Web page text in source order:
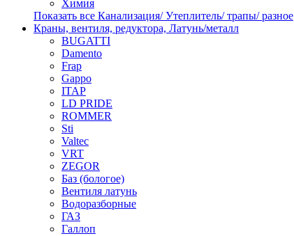
Химия
Показать все Канализация/ Утеплитель/ трапы/ разное
Краны, вентиля, редуктора, Латунь/металл
BUGATTI
Damento
Frap
Gappo
ITAP
LD PRIDE
ROMMER
Sti
Valtec
VRT
ZEGOR
Баз (бологое)
Вентиля латунь
Водоразборные
ГАЗ
Галлоп